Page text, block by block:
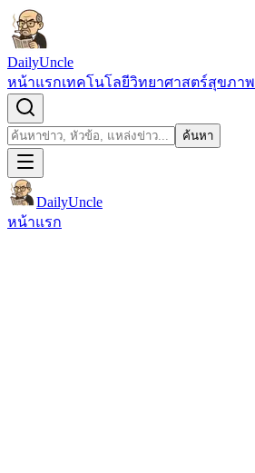
ข้ามไปยังเนื้อหา
DailyUncle
หน้าแรกเทคโนโลยีวิทยาศาสตร์สุขภาพ
ค้นหา ค้นหา
DailyUncle
หน้าแรก